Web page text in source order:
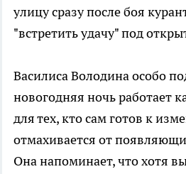
улицу сразу после боя
"встретить удачу" под
Василиса Володина особо
новогодняя ночь работает
для тех, кто сам готов к
отмахивается от
Она напоминает, что хотя